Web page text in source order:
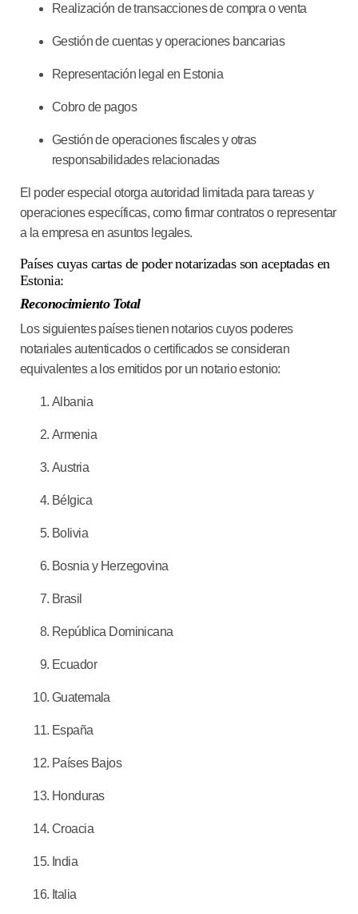
Realización de transacciones de compra o venta
Gestión de cuentas y operaciones bancarias
Representación legal en Estonia
Cobro de pagos
Gestión de operaciones fiscales y otras
responsabilidades relacionadas
El poder especial otorga autoridad limitada para tareas y
operaciones específicas, como firmar contratos o representar
a la empresa en asuntos legales.
Países cuyas cartas de poder notarizadas son aceptadas en
Estonia:
Reconocimiento Total
Los siguientes países tienen notarios cuyos poderes
notariales autenticados o certificados se consideran
equivalentes a los emitidos por un notario estonio:
Albania
Armenia
Austria
Bélgica
Bolivia
Bosnia y Herzegovina
Brasil
República Dominicana
Ecuador
Guatemala
España
Países Bajos
Honduras
Croacia
India
Italia